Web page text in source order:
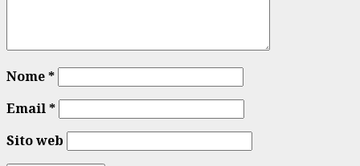
Nome*
Email*
Sito web